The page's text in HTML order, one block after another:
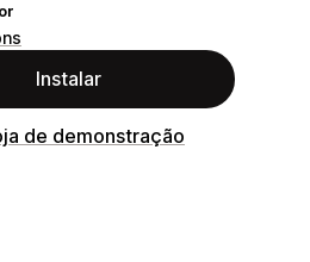
Instalar
de demonstração